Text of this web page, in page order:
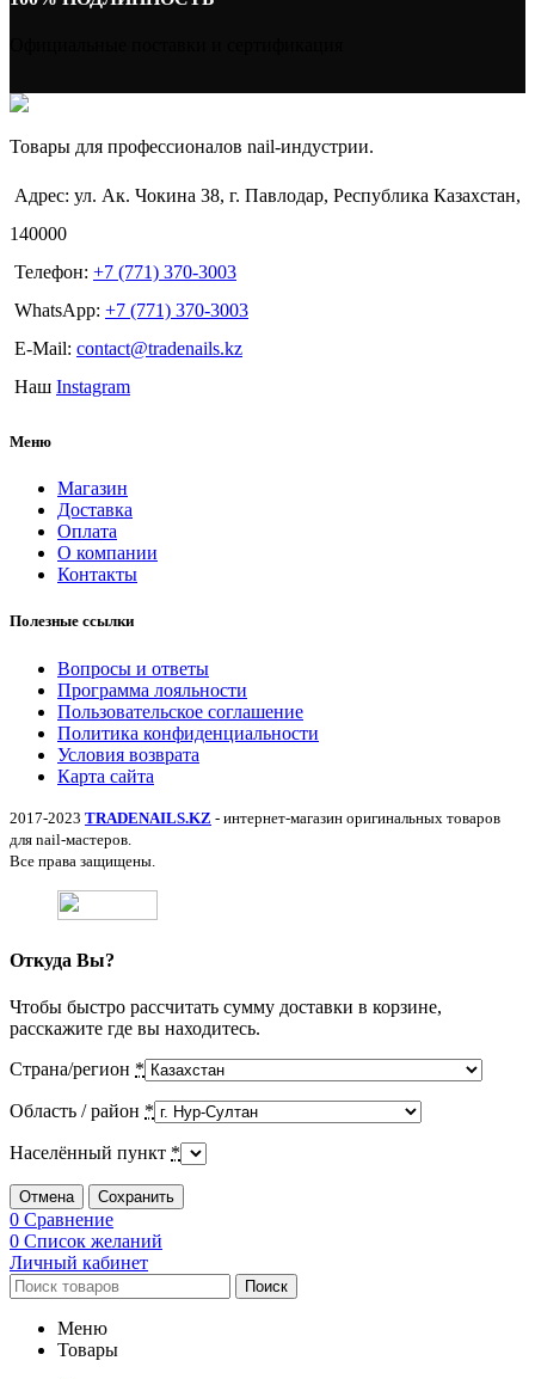
Товары для профессионалов nail-индустрии.
Адрес: ул. Ак. Чокина 38, г. Павлодар, Республика Казахстан,
140000
Телефон: +7 (771) 370-3003
WhatsApp: +7 (771) 370-3003
E-Mail: contact@tradenails.kz
Наш Instagram
Меню
Магазин
Доставка
Оплата
О компании
Контакты
Полезные ссылки
Вопросы и ответы
Программа лояльности
Пользовательское соглашение
Политика конфиденциальности
Условия возврата
Карта сайта
2017-2023 TRADENAILS.KZ - интернет-магазин оригинальных товаров
для nail-мастеров.
Все права защищены.
Откуда Вы?
Чтобы быстро рассчитать сумму доставки в корзине,
расскажите где вы находитесь.
Страна/регион *
Область / район *
Населённый пункт *
Отмена Сохранить
0 Сравнение
0 Список желаний
Личный кабинет
Поиск
Меню
Товары